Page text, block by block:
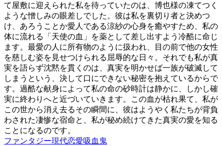
て屋敷に迎えられた私を待っていたのは、博也様の凍てつく
ような憎しみの眼差しでした。彼は私を裏切り者と決めつ
け、あろうことか愛人である涼紗の心身を癒やすため、私の
体に流れる「天使の血」を薬として差し出すよう冷酷に命じ
ます。最愛の人に所有物のように扱われ、目の前で他の女性
を慈しむ姿を見せつけられる屈辱的な日々。それでも私が真
実を語らず沈黙を貫くのは、真実を明かせば一族が破滅して
しまうという、決して口にできない秘密を抱えているからで
す。過酷な献身によって私の命の砂時計は静かに、しかし確
実に終わりへと近づいていきます。この血が枯れ果て、私が
この世から消え去るその瞬間に、彼はようやく私たちが背負
わされた凄惨な宿命と、私が秘め続けてきた真実の愛を知る
ことになるのです。
ファンタジー現代恋愛吸血鬼